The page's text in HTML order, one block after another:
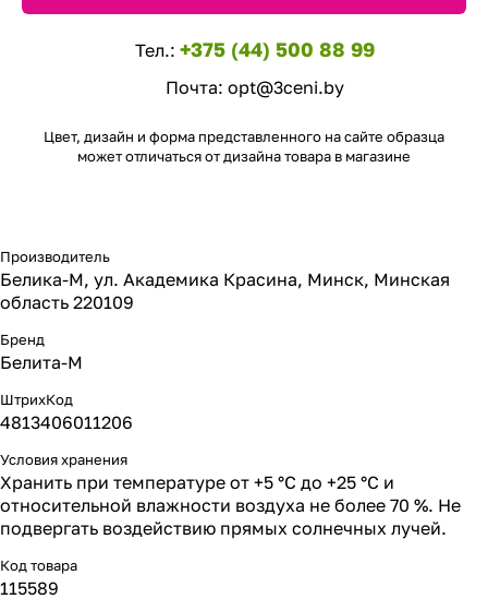
Тел.: +375 (44) 500 88 99
Почта: opt@3ceni.by
Цвет, дизайн и форма представленного на сайте образца
может отличаться от дизайна товара в магазине
Производитель
Белика-М, ул. Академика Красина, Минск, Минская
область 220109
Бренд
Белита-М
ШтрихКод
4813406011206
Условия хранения
Хранить при температуре от +5 °С до +25 °С и
относительной влажности воздуха не более 70 %. Не
подвергать воздействию прямых солнечных лучей.
Код товара
115589